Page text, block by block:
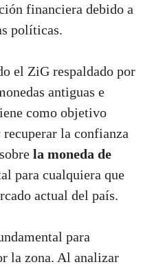
financiera debido a
políticas.
el ZiG respaldado por
antiguas e
como objetivo
la confianza
la moneda de
para cualquiera que
actual del país.
para
la zona. Al analizar